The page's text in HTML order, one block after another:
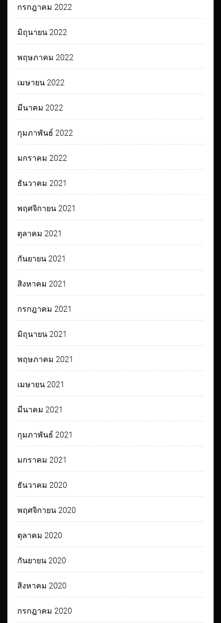
กรกฎาคม 2022
มิถุนายน 2022
พฤษภาคม 2022
เมษายน 2022
มีนาคม 2022
กุมภาพันธ์ 2022
มกราคม 2022
ธันวาคม 2021
พฤศจิกายน 2021
ตุลาคม 2021
กันยายน 2021
สิงหาคม 2021
กรกฎาคม 2021
มิถุนายน 2021
พฤษภาคม 2021
เมษายน 2021
มีนาคม 2021
กุมภาพันธ์ 2021
มกราคม 2021
ธันวาคม 2020
พฤศจิกายน 2020
ตุลาคม 2020
กันยายน 2020
สิงหาคม 2020
กรกฎาคม 2020